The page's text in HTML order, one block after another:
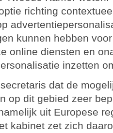
richting
kunnen hebben
online diensten en
inzetten
dat de
op dit gebied zeer
uit Europese
kabinet zet zich